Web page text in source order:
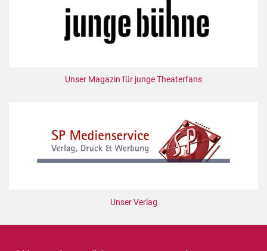
Unser Magazin für junge Theaterfans
Unser Verlag